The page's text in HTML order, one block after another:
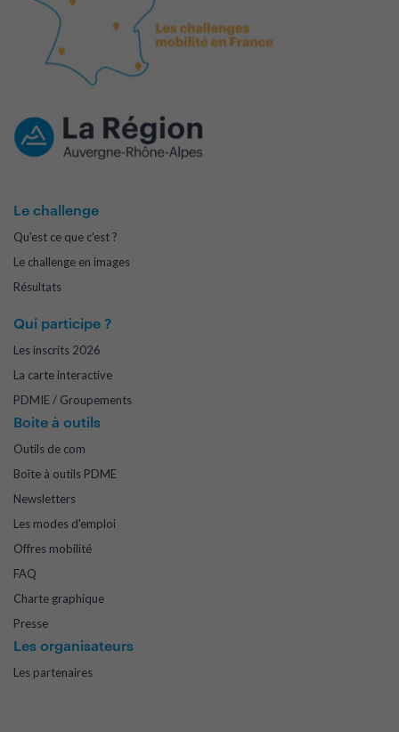
Le challenge
Qu'est ce que c'est ?
Le challenge en images
Résultats
Qui participe ?
Les inscrits 2026
La carte interactive
PDMIE / Groupements
Boite à outils
Outils de com
Boîte à outils PDME
Newsletters
Les modes d'emploi
Offres mobilité
FAQ
Charte graphique
Presse
Les organisateurs
Les partenaires